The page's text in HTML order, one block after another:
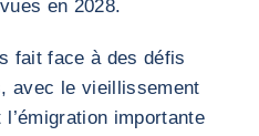
en 2028.
fait face à des défis
avec le vieillissement
importante